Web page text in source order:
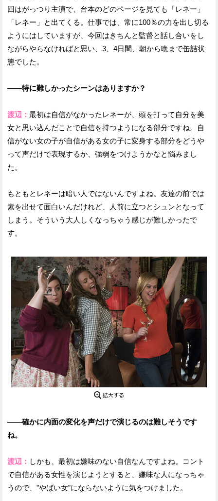
回はがっつり主演で、台本のどのページを見ても「レネー」
「レネー」と出てくる。仕事では、常に100％の力を出し切る
ようにはしていますが、今回はきちんと監督と話し合いをし
ながらやらなければと思い、3、4日間、朝から晩まで缶詰状
態でした。
——特に難しかったシーンはありますか？
渡辺： 最初は自信がなかったレネーが、頭を打って自分を美
女と思い込んだことで自信を持つようになる部分ですね。自
信がない女の子が自信がある女の子に変身する部分をどうや
って声だけで表現するか、強弱をつけようかなと悩みまし
た。
もともとレネーは暗い人ではないんですよね。友達の前では
素を出せて面白いんだけれど、人前に立つとシュンとなって
しまう。そういう大人しくなっちゃう感じが難しかったで
す。
——確かに内面の変化を声だけで演じるのは難しそうです
ね。
渡辺： しかも、最初は嫌味のない自信なんですよね。コント
で自信がある女性を演じようとすると、嫌味な人になっちゃ
うので、”やばい女”にならないように気をつけました。